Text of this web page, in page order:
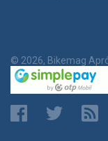
© 2026, Bikemag